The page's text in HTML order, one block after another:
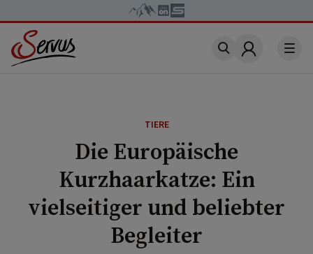
Account
TIERE
Die Europäische
Kurzhaarkatze: Ein
vielseitiger und beliebter
Begleiter